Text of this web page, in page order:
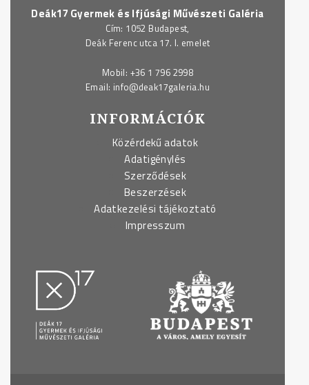
Deák17 Gyermek és Ifjúsági Művészeti Galéria
Cím: 1052 Budapest,
Deák Ferenc utca 17. I. emelet
Mobil: +36 1 796 2998
Email: info@deak17galeria.hu
INFORMÁCIÓK
Közérdekű adatok
Adatigénylés
Szerződések
Beszerzések
Adatkezelési tájékoztató
Impresszum